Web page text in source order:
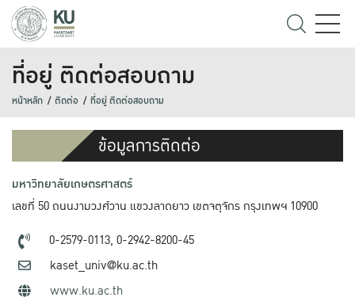
ที่อยู่ ติดต่อสอบถาม
หน้าหลัก ติดต่อ ที่อยู่ ติดต่อสอบถาม
ข้อมูลการติดต่อ
มหาวิทยาลัยเกษตรศาสตร์
เลขที่ 50 ถนนงามวงศ์วาน แขวงลาดยาว เขตจตุจักร กรุงเทพฯ 10900
0-2579-0113, 0-2942-8200-45
kaset_univ@ku.ac.th
www.ku.ac.th